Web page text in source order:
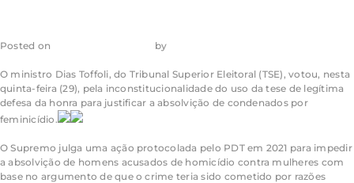
Posted on by
O ministro Dias Toffoli, do Tribunal Superior Eleitoral (TSE), votou, nesta
quinta-feira (29), pela inconstitucionalidade do uso da tese de legítima
defesa da honra para justificar a absolvição de condenados por
feminicídio.
O Supremo julga uma ação protocolada pelo PDT em 2021 para impedir
a absolvição de homens acusados de homicídio contra mulheres com
base no argumento de que o crime teria sido cometido por razões